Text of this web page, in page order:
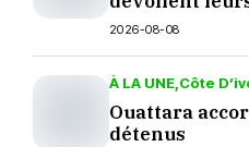
Yopougon
2026-08-08
À LA UNE Côte
Ouattara
détenus